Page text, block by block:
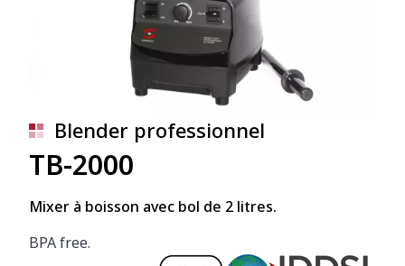
Blender professionnel
TB-2000
Mixer à boisson avec bol de 2 litres.
BPA free.